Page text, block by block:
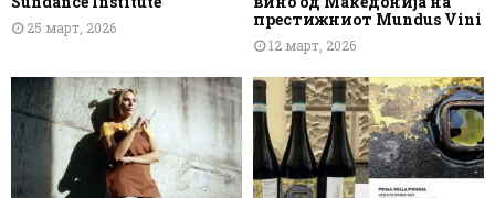
25 март, 2026
престижниот Mundus Vini
12 март, 2026